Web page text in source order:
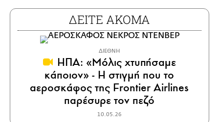
ΔΕΙΤΕ ΑΚΟΜΑ
ΔΙΕΘΝΗ
ΗΠΑ: «Μόλις χτυπήσαμε
κάποιον» - Η στιγμή που το
αεροσκάφος της Frontier Airlines
παρέσυρε τον πεζό
10.05.26